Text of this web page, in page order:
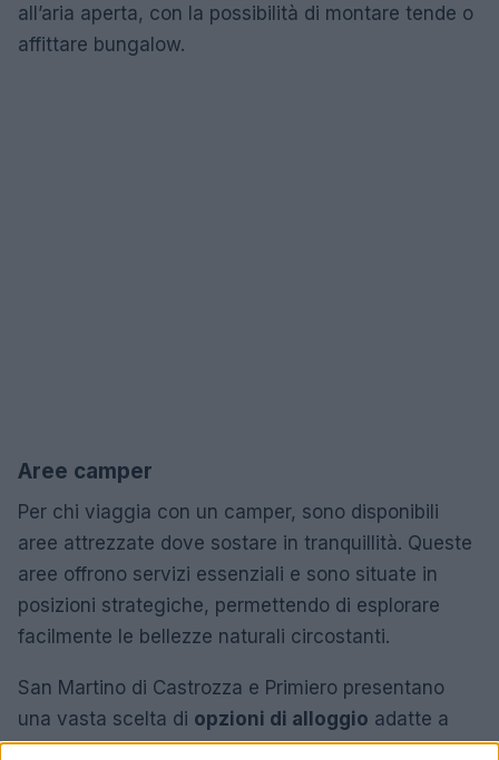
all’aria aperta, con la possibilità di montare tende o
affittare bungalow.
Aree camper
Per chi viaggia con un camper, sono disponibili
aree attrezzate dove sostare in tranquillità. Queste
aree offrono servizi essenziali e sono situate in
posizioni strategiche, permettendo di esplorare
facilmente le bellezze naturali circostanti.
San Martino di Castrozza e Primiero presentano
una vasta scelta di opzioni di alloggio adatte a
ogni tipologia di viaggiatore. Le strutture, che